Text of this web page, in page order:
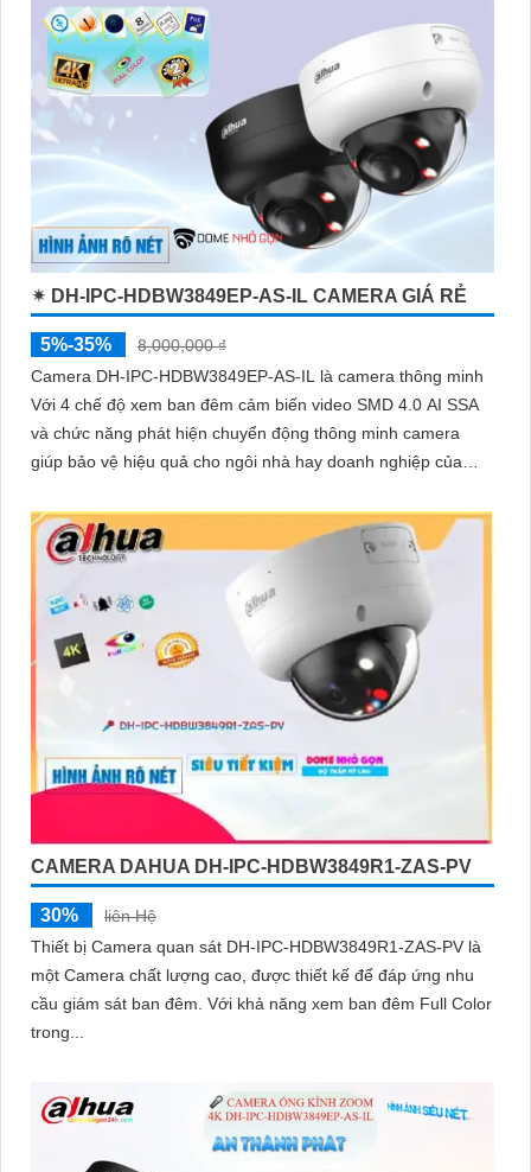
✴ DH-IPC-HDBW3849EP-AS-IL CAMERA GIÁ RẺ
5%-35%
8,000,000 ₫
Camera DH-IPC-HDBW3849EP-AS-IL là camera thông minh
Với 4 chế độ xem ban đêm cảm biến video SMD 4.0 AI SSA
và chức năng phát hiện chuyển động thông minh camera
giúp bảo vệ hiệu quả cho ngôi nhà hay doanh nghiệp của
CAMERA DAHUA DH-IPC-HDBW3849R1-ZAS-PV
30%
liên Hệ
Thiết bị Camera quan sát DH-IPC-HDBW3849R1-ZAS-PV là
một Camera chất lượng cao, được thiết kế để đáp ứng nhu
cầu giám sát ban đêm. Với khả năng xem ban đêm Full Color
trong...